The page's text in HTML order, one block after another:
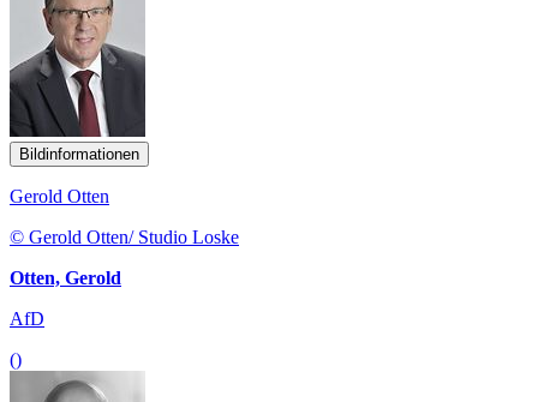
Bildinformationen
Gerold Otten
© Gerold Otten/ Studio Loske
Otten, Gerold
AfD
()